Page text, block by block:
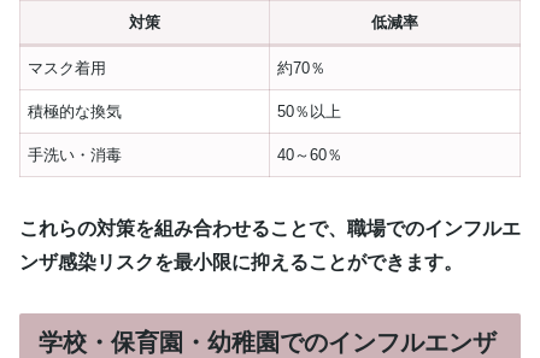
対策 低減率
マスク着用 約70％
積極的な換気 50％以上
手洗い・消毒 40～60％
これらの対策を組み合わせることで、職場でのインフルエ
ンザ感染リスクを最小限に抑えることができます。
学校・保育園・幼稚園でのインフルエンザ